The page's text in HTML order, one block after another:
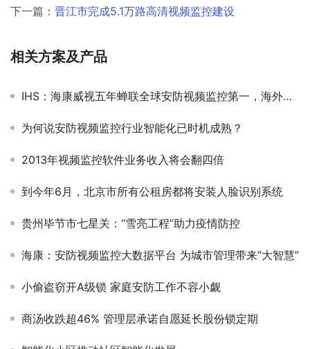
下一篇： 晋江市完成5.1万路高清视频监控建设
相关方案及产品
IHS：海康威视五年蝉联全球安防视频监控第一，海外份额新登榜首
为何说安防视频监控行业智能化已时机成熟？
2013年视频监控软件业务收入将会翻四倍
到今年6月，北京市所有公租房都将安装人脸识别系统
贵州毕节市七星关：“雪亮工程”助力疫情防控
海康：安防视频监控大数据平台 为城市管理带来“大智慧”
小偷盗窃开A级锁 家庭安防工作不容小觑
商汤收跌超46% 管理层承诺自愿延长股份锁定期